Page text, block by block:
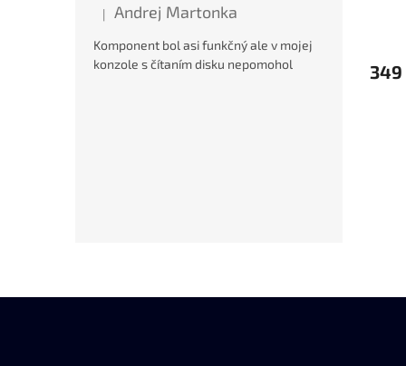
Hodnocení produktu je 5 z 5 hvězdiček.
| Andrej Martonka
Komponent bol asi funkčný ale v mojej
konzole s čítaním disku nepomohol
349